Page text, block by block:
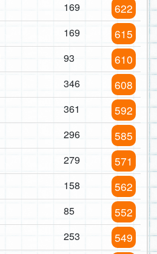
169 622
169 615
93 610
346 608
361 592
296 585
279 571
158 562
85 552
253 549